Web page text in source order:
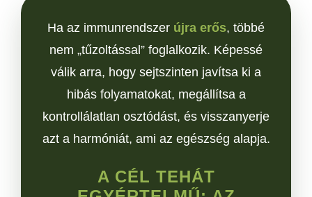
Ha az immunrendszer újra erős, többé
nem „tűzoltással” foglalkozik. Képessé
válik arra, hogy sejtszinten javítsa ki a
hibás folyamatokat, megállítsa a
kontrollálatlan osztódást, és visszanyerje
azt a harmóniát, ami az egészség alapja.
A CÉL TEHÁT